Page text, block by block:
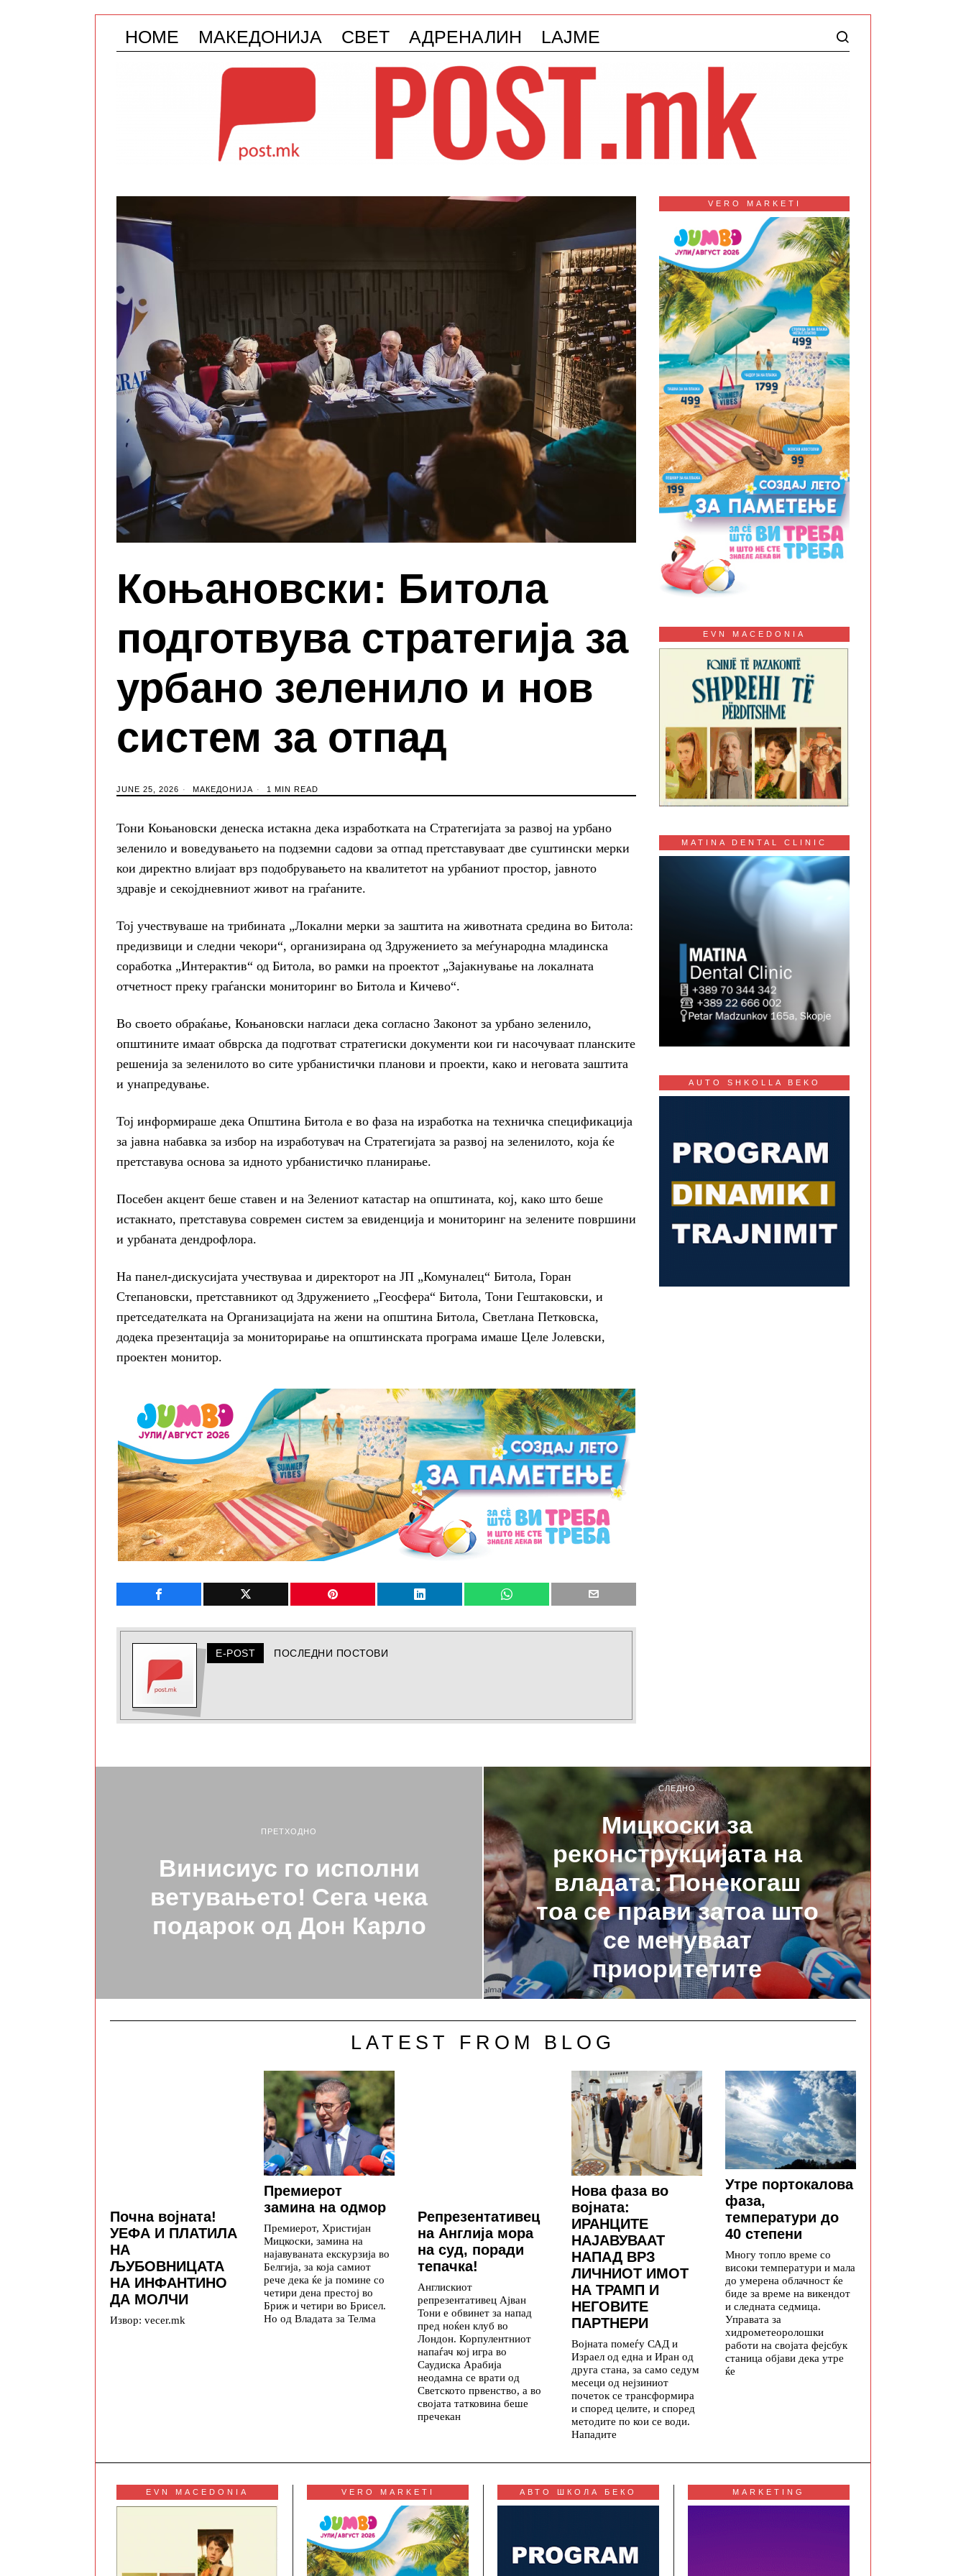
HOME МАКЕДОНИЈА СВЕТ АДРЕНАЛИН LAJME
Коњановски: Битола
подготвува стратегија за
урбано зеленило и нов
систем за отпад
JUNE 25, 2026 МАКЕДОНИЈА 1 MIN READ
Тони Коњановски денеска истакна дека изработката на Стратегијата за развој на урбано
зеленило и воведувањето на подземни садови за отпад претставуваат две суштински мерки
кои директно влијаат врз подобрувањето на квалитетот на урбаниот простор, јавното
здравје и секојдневниот живот на граѓаните.
Тој учествуваше на трибината „Локални мерки за заштита на животната средина во Битола:
предизвици и следни чекори“, организирана од Здружението за меѓународна младинска
соработка „Интерактив“ од Битола, во рамки на проектот „Зајакнување на локалната
отчетност преку граѓански мониторинг во Битола и Кичево“.
Во своето обраќање, Коњановски нагласи дека согласно Законот за урбано зеленило,
општините имаат обврска да подготват стратегиски документи кои ги насочуваат планските
решенија за зеленилото во сите урбанистички планови и проекти, како и неговата заштита
и унапредување.
Тој информираше дека Општина Битола е во фаза на изработка на техничка спецификација
за јавна набавка за избор на изработувач на Стратегијата за развој на зеленилото, која ќе
претставува основа за идното урбанистичко планирање.
Посебен акцент беше ставен и на Зелениот катастар на општината, кој, како што беше
истакнато, претставува современ систем за евиденција и мониторинг на зелените површини
и урбаната дендрофлора.
На панел-дискусијата учествуваа и директорот на ЈП „Комуналец“ Битола, Горан
Степановски, претставникот од Здружението „Геосфера“ Битола, Тони Гештаковски, и
претседателката на Организацијата на жени на општина Битола, Светлана Петковска,
додека презентација за мониторирање на општинската програма имаше Целе Јолевски,
проектен монитор.
E-POST ПОСЛЕДНИ ПОСТОВИ
VERO MARKETI
EVN MACEDONIA
MATINA DENTAL CLINIC
AUTO SHKOLLA BEKO
ПРЕТХОДНО
Винисиус го исполни
ветувањето! Сега чека
подарок од Дон Карло
СЛЕДНО
Мицкоски за
реконструкцијата на
владата: Понекогаш
тоа се прави затоа што
се менуваат
приоритетите
LATEST FROM BLOG
Почна војната!
УЕФА И ПЛАТИЛА
НА
ЉУБОВНИЦАТА
НА ИНФАНТИНО
ДА МОЛЧИ
Извор: vecer.mk
Премиерот
замина на одмор
Премиерот, Христијан
Мицкоски, замина на
најавуваната екскурзија во
Белгија, за која самиот
рече дека ќе ја помине со
четири дена престој во
Бриж и четири во Брисел.
Но од Владата за Телма
Репрезентативец
на Англија мора
на суд, поради
тепачка!
Англискиот
репрезентативец Ајван
Тони е обвинет за напад
пред ноќен клуб во
Лондон. Корпулентниот
напаѓач кој игра во
Саудиска Арабија
неодамна се врати од
Светското првенство, а во
својата татковина беше
пречекан
Нова фаза во
војната:
ИРАНЦИТЕ
НАЈАВУВААТ
НАПАД ВРЗ
ЛИЧНИОТ ИМОТ
НА ТРАМП И
НЕГОВИТЕ
ПАРТНЕРИ
Војната помеѓу САД и
Израел од една и Иран од
друга стана, за само седум
месеци од нејзиниот
почеток се трансформира
и според целите, и според
методите по кои се води.
Нападите
Утре портокалова
фаза,
температури до
40 степени
Многу топло време со
високи температури и мала
до умерена облачност ќе
биде за време на викендот
и следната седмица.
Управата за
хидрометеоролошки
работи на својата фејсбук
станица објави дека утре
ќе
EVN MACEDONIA VERO MARKETI АВТО ШКОЛА БЕКО MARKETING